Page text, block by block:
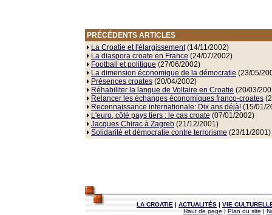
PRÉCÉDENTS ARTICLES
La Croatie et l'élargissement(14/11/2002)
La diaspora croate en France (24/07/2002)
Football et politique (27/06/2002)
La dimension économique de la démocratie (23/05/
Présences croates (20/04/2002)
Réhabiliter la langue de Voltaire en Croatie (20/03/
Relancer les échanges économiques franco-croates
Reconnaissance internationale: Dix ans déjà! (15/01/
L'euro, côté pays tiers : le cas croate (07/01/2002)
Jacques Chirac à Zagreb (21/12/2001)
Solidarité et démocratie contre terrorisme (23/11/2001)
LA CROATIE | ACTUALITÉS | VIE
Haut de page| Plan du site|